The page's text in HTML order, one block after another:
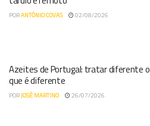
PORANTÓNIO COVAS 02/08/2026
Azeites de Portugal: tratar diferente o
que é diferente
PORJOSÉ MARTINO 26/07/2026